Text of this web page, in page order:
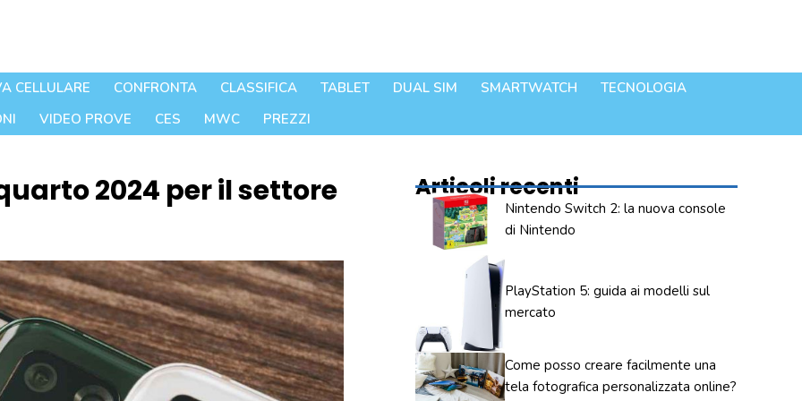
CELLULARE CONFRONTA CLASSIFICA TABLET DUAL SIM SMARTWATCH
TECNOLOGIA
VIDEO PROVE CES MWC PREZZI
2024 per il settore
Articoli recenti
Nintendo Switch 2: la nuova console
di Nintendo
PlayStation 5: guida ai modelli sul
mercato
Come posso creare facilmente una
tela fotografica personalizzata online?